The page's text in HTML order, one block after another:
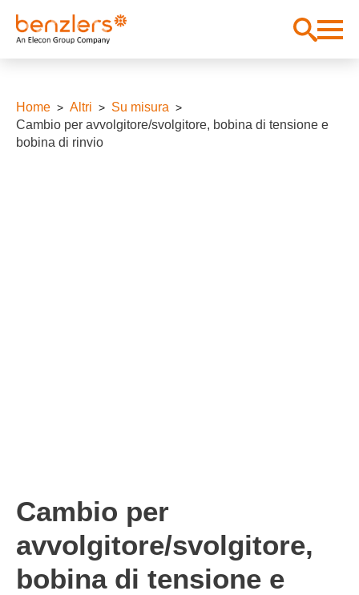
Home Altri
Su misura
Cambio per avvolgitore/svolgitore, bobina di tensione e
bobina di rinvio
Cambio per
avvolgitore/svolgitore,
bobina di tensione e